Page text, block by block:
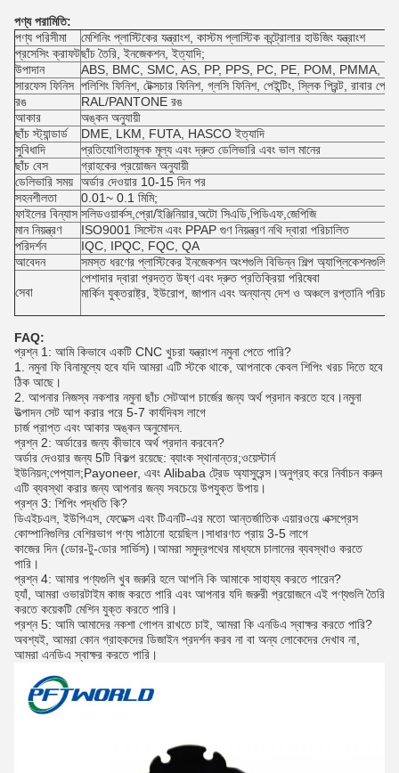
পণ্য পরামিতি:
পণ্য পরিসীমা
মেশিনিং প্লাস্টিকের যন্ত্রাংশ, কাস্টম প্লাস্টিক কন্ট্রোলার হাউজিং যন্ত্রাংশ
প্রসেসিং ক্রাফটছাঁচ তৈরি, ইনজেকশন, ইত্যাদি;
উপাদান
ABS, BMC, SMC, AS, PP, PPS, PC, PE, POM, PMMA,
সারফেস ফিনিস পলিশিং ফিনিশ, টেক্সচার ফিনিশ, গ্লসি ফিনিশ, পেইন্টিং, স্লিক প্রিন্ট, রাবার
রঙ
RAL/PANTONE রঙ
আকার
অঙ্কন অনুযায়ী
ছাঁচ স্ট্যান্ডার্ড
DME, LKM, FUTA, HASCO ইত্যাদি
সুবিধাদি
প্রতিযোগিতামূলক মূল্য এবং দ্রুত ডেলিভারি এবং ভাল মানের
ছাঁচ বেস
গ্রাহকের প্রয়োজন অনুযায়ী
ডেলিভারি সময় অর্ডার দেওয়ার 10-15 দিন পর
সহনশীলতা
0.01~ 0.1 মিমি;
ফাইলের বিন্যাস সলিডওয়ার্কস,প্রো/ইঞ্জিনিয়ার,অটো সিএডি,পিডিএফ,জেপিজি
মান নিয়ন্ত্রণ
ISO9001 সিস্টেম এবং PPAP গুণ নিয়ন্ত্রণ নথি দ্বারা পরিচালিত
পরিদর্শন
IQC, IPQC, FQC, QA
আবেদন
সমস্ত ধরণের প্লাস্টিকের ইনজেকশন অংশগুলি বিভিন্ন শিল্প
সেবা
পেশাদার দ্বারা প্রদত্ত উষ্ণ এবং দ্রুত প্রতিক্রিয়া পরিষেবা
মার্কিন যুক্তরাষ্ট্র, ইউরোপ, জাপান এবং অন্যান্য দেশ ও অঞ্চলে রপ্তানি
FAQ:
প্রশ্ন 1: আমি কিভাবে একটি CNC খুচরা যন্ত্রাংশ নমুনা পেতে পারি?
1. নমুনা ফি বিনামূল্যে হবে যদি আমরা এটি স্টকে থাকে, আপনাকে কেবল শিপিং খরচ দিতে হবে
ঠিক আছে।
2. আপনার নিজস্ব নকশার নমুনা ছাঁচ সেটআপ চার্জের জন্য অর্থ প্রদান করতে হবে।নমুনা
উত্পাদন সেট আপ করার পরে 5-7 কার্যদিবস লাগে
চার্জ প্রাপ্ত এবং আকার অঙ্কন অনুমোদন.
প্রশ্ন 2: অর্ডারের জন্য কীভাবে অর্থ প্রদান করবেন?
অর্ডার দেওয়ার জন্য 5টি বিকল্প রয়েছে: ব্যাংক স্থানান্তর;ওয়েস্টার্ন
ইউনিয়ন;পেপ্যাল;Payoneer, এবং Alibaba ট্রেড অ্যাসুরেন্স।অনুগ্রহ করে নির্বাচন করুন
এটি ব্যবস্থা করার জন্য আপনার জন্য সবচেয়ে উপযুক্ত উপায়।
প্রশ্ন 3: শিপিং পদ্ধতি কি?
ডিএইচএল, ইউপিএস, ফেডেক্স এবং টিএনটি-এর মতো আন্তর্জাতিক এয়ারওয়ে এক্সপ্রেস
কোম্পানিগুলির বেশিরভাগ পণ্য পাঠানো হয়েছিল।সাধারণত প্রায় 3-5 লাগে
কাজের দিন (ডোর-টু-ডোর সার্ভিস)।আমরা সমুদ্রপথের মাধ্যমে চালানের ব্যবস্থাও করতে
পারি।
প্রশ্ন 4: আমার পণ্যগুলি খুব জরুরি হলে আপনি কি আমাকে সাহায্য করতে পারেন?
হ্যাঁ, আমরা ওভারটাইম কাজ করতে পারি এবং আপনার যদি জরুরী প্রয়োজনে এই পণ্যগুলি তৈরি
করতে কয়েকটি মেশিন যুক্ত করতে পারি।
প্রশ্ন 5: আমি আমাদের নকশা গোপন রাখতে চাই, আমরা কি এনডিএ স্বাক্ষর করতে পারি?
অবশ্যই, আমরা কোন গ্রাহকদের ডিজাইন প্রদর্শন করব না বা অন্য লোকেদের দেখাব না,
আমরা এনডিএ স্বাক্ষর করতে পারি।